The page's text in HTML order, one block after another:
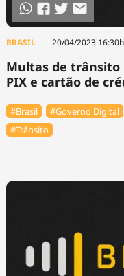
BRASIL 20/04/2023 16:30h
Multas de trânsito
PIX e cartão de
#Brasil #Governo Digital
#Trânsito